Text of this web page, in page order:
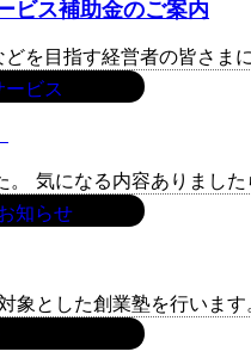
ビス補助金のご案内
を目指す経営者の皆さ
ービス
気になる内容ありまし
知らせ
象とした創業塾を行いま